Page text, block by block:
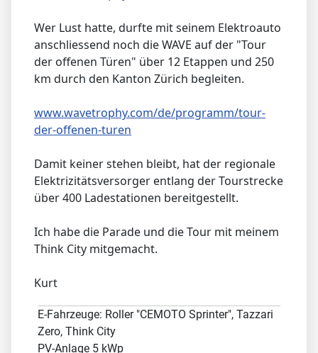
Wer Lust hatte, durfte mit seinem Elektroauto
anschliessend noch die WAVE auf der "Tour
der offenen Türen" über 12 Etappen und 250
km durch den Kanton Zürich begleiten.
www.wavetrophy.com/de/programm/tour-
der-offenen-turen
Damit keiner stehen bleibt, hat der regionale
Elektrizitätsversorger entlang der Tourstrecke
über 400 Ladestationen bereitgestellt.
Ich habe die Parade und die Tour mit meinem
Think City mitgemacht.
Kurt
E-Fahrzeuge: Roller "CEMOTO Sprinter", Tazzari
Zero, Think City
PV-Anlage 5 kWp